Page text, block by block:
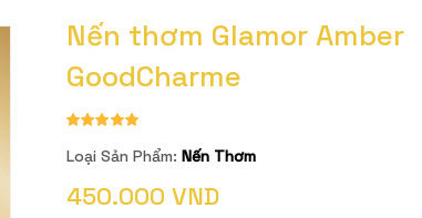
Nến thơm Glamor Amber
GoodCharme
Loại Sản Phẩm: Nến Thơm
450.000 VND